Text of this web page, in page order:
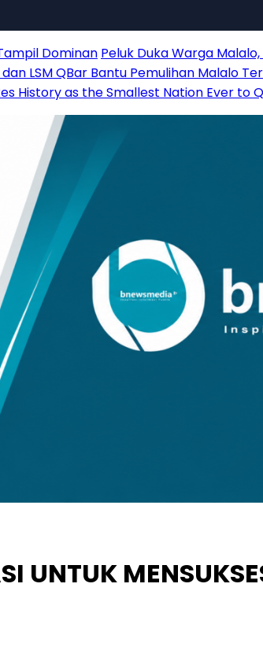
Dominan Peluk Duka Warga
LSM QBar Bantu Pemulihan Malalo
History as the Smallest Nation Ever to
UNTUK